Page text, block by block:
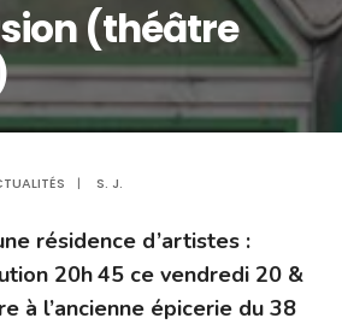
(théâtre
| S. J.
résidence d’artistes :
20h 45 ce vendredi 20 &
à l’ancienne épicerie du 38